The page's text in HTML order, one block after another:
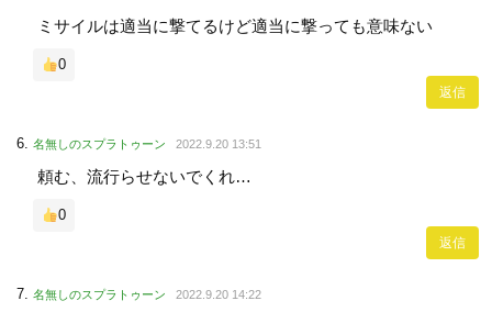
ミサイルは適当に撃てるけど適当に撃っても意味ない
0
返信
名無しのスプラトゥーン 2022.9.20 13:51
頼む、流行らせないでくれ…
0
返信
名無しのスプラトゥーン 2022.9.20 14:22